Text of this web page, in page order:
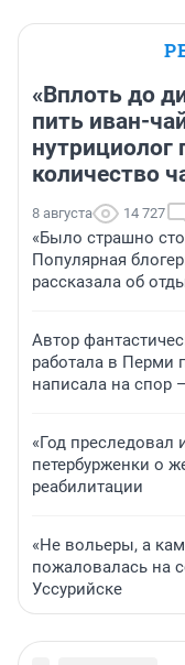
«Вплоть до
пить иван-
нутрициолог
количество
8 августа 14 727
«Было страшно
Популярная
рассказала об
Автор
работала в Перми
написала на спор
«Год преследовал
петербурженки о
реабилитации
«Не вольеры, а
пожаловалась на
Уссурийске